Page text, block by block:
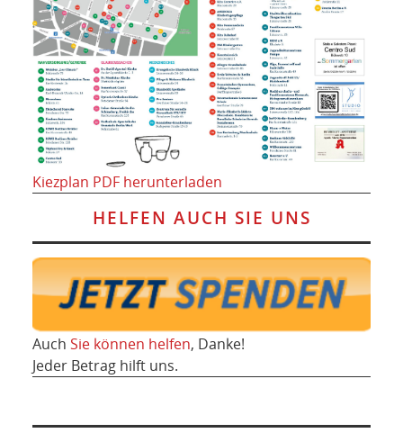
Kiezplan PDF herunterladen
HELFEN AUCH SIE UNS
Auch Sie können helfen, Danke!
Jeder Betrag hilft uns.